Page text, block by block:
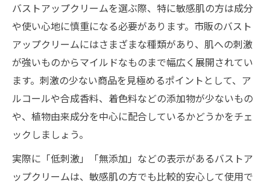
バストアップクリームの肌へのやさしさを
重視
バストアップクリームボルフィリン配合製
品の安全性
口コミで人気のバストアップクリーム活用
法
バストアップクリーム効果あり市販品の特
徴
市販で手に入るバストアップクリームの実力
バストアップクリームを選ぶ際、特に敏感肌の方は成分
や使い心地に慎重になる必要があります。市販のバスト
アップクリームにはさまざまな種類があり、肌への刺激
が強いものからマイルドなものまで幅広く展開されてい
ます。刺激の少ない商品を見極めるポイントとして、ア
ルコールや合成香料、着色料などの添加物が少ないもの
や、植物由来成分を中心に配合しているかどうかをチェ
ックしましょう。
実際に「低刺激」「無添加」などの表示があるバストア
ップクリームは、敏感肌の方でも比較的安心して使用で